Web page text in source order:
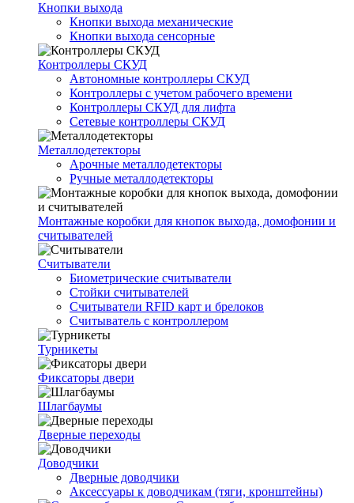
Кнопки выхода
Кнопки выхода механические
Кнопки выхода сенсорные
Контроллеры СКУД
Автономные контроллеры СКУД
Контроллеры с учетом рабочего времени
Контроллеры СКУД для лифта
Сетевые контроллеры СКУД
Металлодетекторы
Арочные металлодетекторы
Ручные металлодетекторы
Монтажные коробки для кнопок выхода, домофонии и
считывателей
Считыватели
Биометрические считыватели
Стойки считывателей
Считыватели RFID карт и брелоков
Считыватель с контроллером
Турникеты
Фиксаторы двери
Шлагбаумы
Дверные переходы
Доводчики
Дверные доводчики
Аксессуары к доводчикам (тяги, кронштейны)